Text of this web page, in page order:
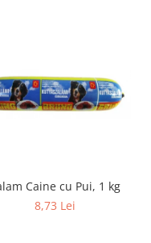
Caine cu Pui, 1 kg
8,73 Lei